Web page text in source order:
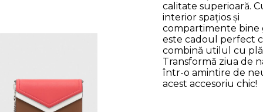
calitate superioară.
interior spațios și
compartimente bine
este cadoul perfect
combină utilul cu
Transformă ziua de
într-o amintire de
acest accesoriu chic!